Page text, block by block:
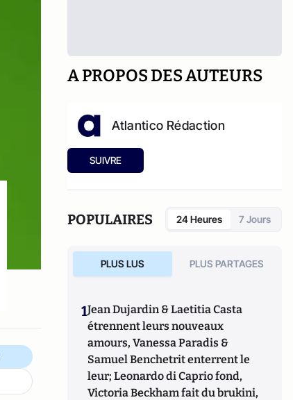
A PROPOS DES AUTEURS
Atlantico Rédaction
SUIVRE
POPULAIRES 24 Heures 7 Jours
PLUS LUS PLUS PARTAGES
1Jean Dujardin & Laetitia Casta
étrennent leurs nouveaux
amours, Vanessa Paradis &
Samuel Benchetrit enterrent le
leur; Leonardo di Caprio fond,
Victoria Beckham fait du brukini,